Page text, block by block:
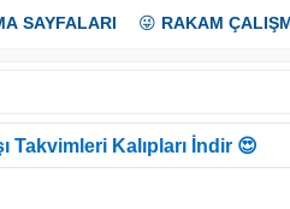
SAYFALARI 😜 RAKAM
Takvimleri Kalıpları İndir 😍